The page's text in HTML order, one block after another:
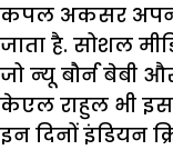
कपल अकसर
जाता है. सोशल
जो न्‍यू बौर्न बेबी
केएल राहुल भी
इन दिनों इंडियन